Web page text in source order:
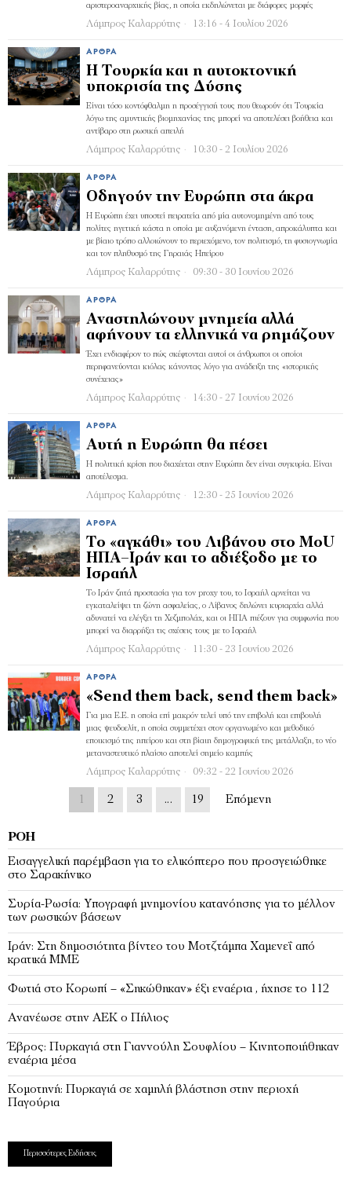
αριστεροαναρχικής βίας, η οποία εκδηλώνεται με διάφορες μορφές
Λάμπρος Καλαρρύτης 13:16 - 4 Ιουλίου 2026
ΆΡΘΡΑ
Η Τουρκία και η αυτοκτονική
υποκρισία της Δύσης
Είναι τόσο κοντόφθαλμη η προσέγγισή τους που θεωρούν ότι Τουρκία
λόγω της αμυντικής βιομηχανίας της μπορεί να αποτελέσει βοήθεια και
αντίβαρο στη ρωσική απειλή
Λάμπρος Καλαρρύτης 10:30 - 2 Ιουλίου 2026
ΆΡΘΡΑ
Οδηγούν την Ευρώπη στα άκρα
Η Ευρώπη έχει υποστεί πειρατεία από μία αυτονομημένη από τους
πολίτες ηγετική κάστα η οποία με αυξανόμενη ένταση, απροκάλυπτα και
με βίαιο τρόπο αλλοιώνουν το περιεχόμενο, τον πολιτισμό, τη φυσιογνωμία
και τον πληθυσμό της Γηραιάς Ηπείρου
Λάμπρος Καλαρρύτης 09:30 - 30 Ιουνίου 2026
ΆΡΘΡΑ
Αναστηλώνουν μνημεία αλλά
αφήνουν τα ελληνικά να ρημάζουν
Έχει ενδιαφέρον το πώς σκέφτονται αυτοί οι άνθρωποι οι οποίοι
περηφανεύονται κιόλας κάνοντας λόγο για ανάδειξη της «ιστορικής
συνέχειας»
Λάμπρος Καλαρρύτης 14:30 - 27 Ιουνίου 2026
ΆΡΘΡΑ
Αυτή η Ευρώπη θα πέσει
Η πολιτική κρίση που διαχέεται στην Ευρώπη δεν είναι συγκυρία. Είναι
αποτέλεσμα.
Λάμπρος Καλαρρύτης 12:30 - 25 Ιουνίου 2026
ΆΡΘΡΑ
Το «αγκάθι» του Λιβάνου στο MoU
ΗΠΑ–Ιράν και το αδιέξοδο με το
Ισραήλ
Το Ιράν ζητά προστασία για τον proxy του, το Ισραήλ αρνείται να
εγκαταλείψει τη ζώνη ασφαλείας, ο Λίβανος δηλώνει κυριαρχία αλλά
αδυνατεί να ελέγξει τη Χεζμπολάχ, και οι ΗΠΑ πιέζουν για συμφωνία που
μπορεί να διαρρήξει τις σχέσεις τους με το Ισραήλ
Λάμπρος Καλαρρύτης 11:30 - 23 Ιουνίου 2026
ΆΡΘΡΑ
«Send them back, send them back»
Για µια Ε.Ε. η οποία επί µακρόν τελεί υπό την επιβολή και επιβουλή
µιας ψευδοελίτ, η οποία συµµετέχει στον οργανωµένο και µεθοδικό
εποικισµό της ηπείρου και στη βίαιη δηµογραφική της µετάλλαξη, το νέο
µεταναστευτικό πλαίσιο αποτελεί σηµείο καµπής
Λάμπρος Καλαρρύτης 09:32 - 22 Ιουνίου 2026
1 2 3 … 19 Επόμενη
ΡΟΉ
Εισαγγελική παρέμβαση για το ελικόπτερο που προσγειώθηκε
στο Σαρακήνικο
Συρία-Ρωσία: Υπογραφή μνημονίου κατανόησης για το μέλλον
των ρωσικών βάσεων
Ιράν: Στη δημοσιότητα βίντεο του Μοτζτάμπα Χαμενεΐ από
κρατικά ΜΜΕ
Φωτιά στο Κορωπί – «Σηκώθηκαν» έξι εναέρια , ήχησε το 112
Ανανέωσε στην ΑΕΚ ο Πήλιος
Έβρος: Πυρκαγιά στη Γιαννούλη Σουφλίου – Κινητοποιήθηκαν
εναέρια μέσα
Κομοτηνή: Πυρκαγιά σε χαμηλή βλάστηση στην περιοχή
Παγούρια
Περισσότερες Ειδήσεις